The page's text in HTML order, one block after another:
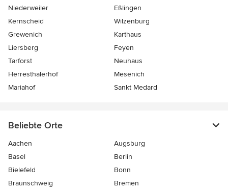
Niederweiler
Eßlingen
Kernscheid
Wilzenburg
Grewenich
Karthaus
Liersberg
Feyen
Tarforst
Neuhaus
Herresthalerhof
Mesenich
Mariahof
Sankt Medard
Beliebte Orte
Aachen
Augsburg
Basel
Berlin
Bielefeld
Bonn
Braunschweig
Bremen